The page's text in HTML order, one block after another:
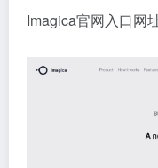
Imagica官网入口网